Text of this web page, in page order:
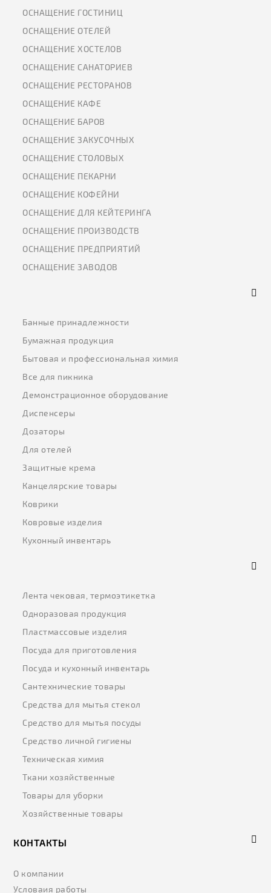
ОСНАЩЕНИЕ ГОСТИНИЦ
ОСНАЩЕНИЕ ОТЕЛЕЙ
ОСНАЩЕНИЕ ХОСТЕЛОВ
ОСНАЩЕНИЕ САНАТОРИЕВ
ОСНАЩЕНИЕ РЕСТОРАНОВ
ОСНАЩЕНИЕ КАФЕ
ОСНАЩЕНИЕ БАРОВ
ОСНАЩЕНИЕ ЗАКУСОЧНЫХ
ОСНАЩЕНИЕ СТОЛОВЫХ
ОСНАЩЕНИЕ ПЕКАРНИ
ОСНАЩЕНИЕ КОФЕЙНИ
ОСНАЩЕНИЕ ДЛЯ КЕЙТЕРИНГА
ОСНАЩЕНИЕ ПРОИЗВОДСТВ
ОСНАЩЕНИЕ ПРЕДПРИЯТИЙ
ОСНАЩЕНИЕ ЗАВОДОВ
Банные принадлежности
Бумажная продукция
Бытовая и профессиональная химия
Все для пикника
Демонстрационное оборудование
Диспенсеры
Дозаторы
Для отелей
Защитные крема
Канцелярские товары
Коврики
Ковровые изделия
Кухонный инвентарь
Лента чековая, термоэтикетка
Одноразовая продукция
Пластмассовые изделия
Посуда для приготовления
Посуда и кухонный инвентарь
Сантехнические товары
Средства для мытья стекол
Средство для мытья посуды
Средство личной гигиены
Техническая химия
Ткани хозяйственные
Товары для уборки
Хозяйственные товары
КОНТАКТЫ
О компании
Условаия работы